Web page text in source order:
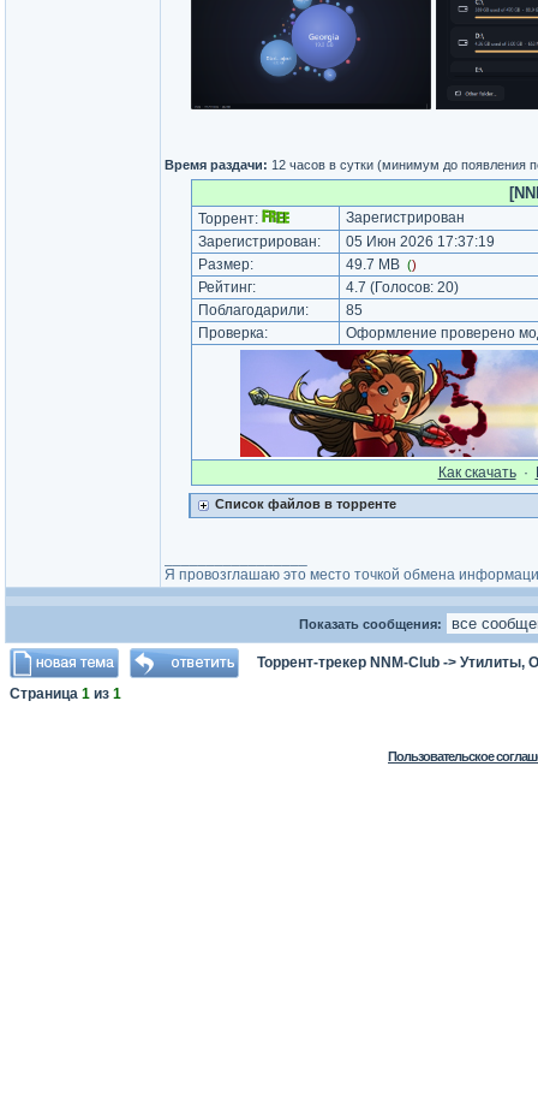
Время раздачи: 12 часов в сутки (минимум до появления
Торрент:
Зарегистрирован
Зарегистрирован:
05 Июн 2026 17:37:19
Размер:
49.7 MB ()
Рейтинг: 4.7 (Голосов: 20)
Поблагодарили:
85
Проверка:
Оформление проверено
Как cкачать·
Список файлов в торренте
Я провозглашаю это место точкой обмена
Показать сообщения:
Торрент-трекер NNM-Club -> Утилиты,
Страница 1 из 1
Пользовательское